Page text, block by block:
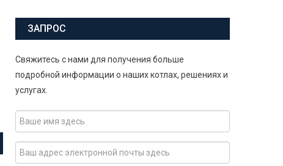
ЗАПРОС
Свяжитесь с нами для получения больше
подробной информации о наших котлах, решениях и
услугах.